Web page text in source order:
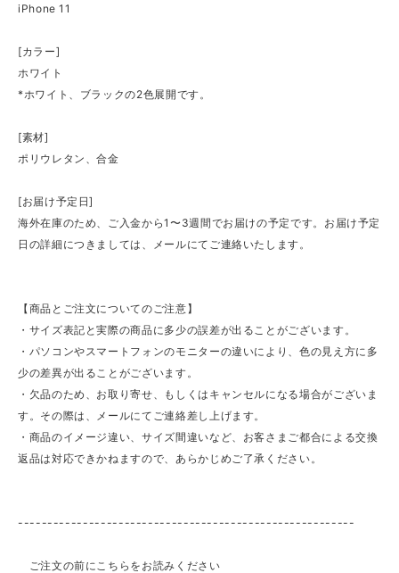
iPhone 11
[カラー]
ホワイト
*ホワイト、ブラックの2色展開です。
[素材]
ポリウレタン、合金
[お届け予定日]
海外在庫のため、ご入金から1〜3週間でお届けの予定です。お届け予定
日の詳細につきましては、メールにてご連絡いたします。
【商品とご注文についてのご注意】
・サイズ表記と実際の商品に多少の誤差が出ることがございます。
・パソコンやスマートフォンのモニターの違いにより、色の見え方に多
少の差異が出ることがございます。
・欠品のため、お取り寄せ、もしくはキャンセルになる場合がございま
す。その際は、メールにてご連絡差し上げます。
・商品のイメージ違い、サイズ間違いなど、お客さまご都合による交換
返品は対応できかねますので、あらかじめご了承ください。
---------------------------------------------------------
ご注文の前にこちらをお読みください